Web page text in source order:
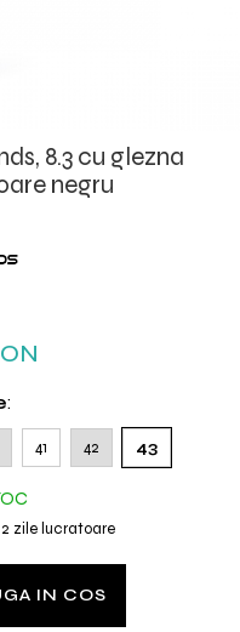
8.3 cu glezna
negru
:
41 42 43
2 zile lucratoare
IN COS